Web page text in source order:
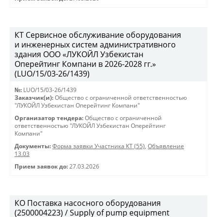
КТ Сервисное обслуживание оборудования
и инженерных систем административного
здания ООО «ЛУКОЙЛ Узбекистан
Оперейтинг Компани в 2026-2028 гг.»
(LUO/15/03-26/1439)
№: LUO/15/03-26/1439
Заказчик(и): Общество с ограниченной ответственностью
"ЛУКОЙЛ Узбекистан Оперейтинг Компани"
Организатор тендера: Общество с ограниченной
ответственностью "ЛУКОЙЛ Узбекистан Оперейтинг
Компани"
Документы: Форма заявки Участника КТ (55), Объявление
13.03
Прием заявок до: 27.03.2026
КО Поставка насосного оборудования
(2500004223) / Supply of pump equipment